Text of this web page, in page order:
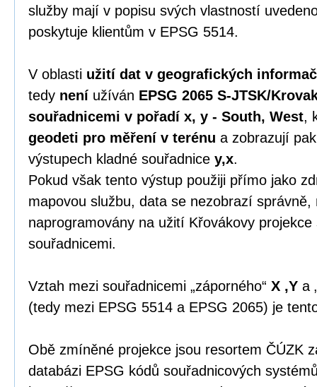
služby mají v popisu svých vlastností
poskytuje klientům v EPSG 5514.
V oblasti užití dat v geografických
tedy není užíván EPSG 2065 S-JTSK/
souřadnicemi v pořadí x, y - South, West,
geodeti pro měření v terénu a zobrazují
výstupech kladné souřadnice y,x.
Pokud však tento výstup použiji přímo jako
mapovou službu, data se nezobrazí
naprogramovány na užití Křovákovy projekce
souřadnicemi.
Vztah mezi souřadnicemi „záporného“ X ,Y a
(tedy mezi EPSG 5514 a EPSG 2065) je
Obě zmíněné projekce jsou resortem ČÚZK
databázi EPSG kódů souřadnicových